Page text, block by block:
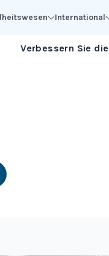
International
Verbessern Sie